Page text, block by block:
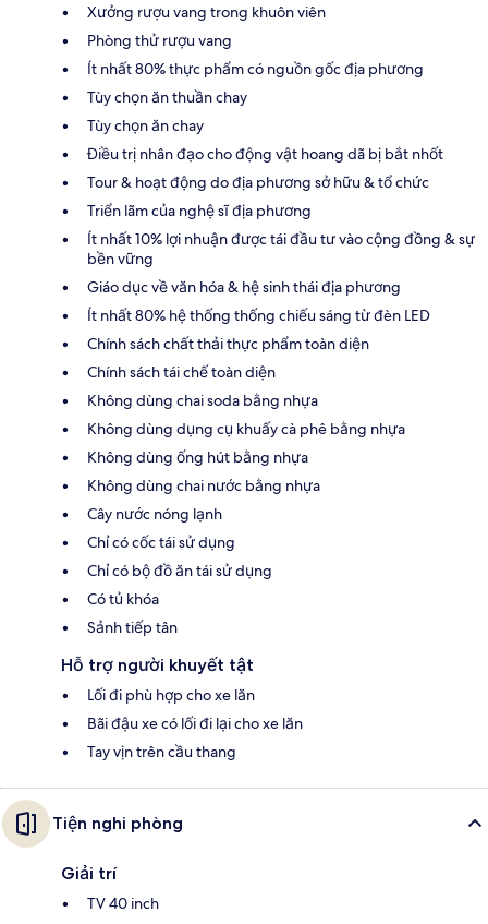
Xưởng rượu vang trong khuôn viên
Phòng thử rượu vang
Ít nhất 80% thực phẩm có nguồn gốc địa phương
Tùy chọn ăn thuần chay
Tùy chọn ăn chay
Điều trị nhân đạo cho động vật hoang dã bị bắt nhốt
Tour & hoạt động do địa phương sở hữu & tổ chức
Triển lãm của nghệ sĩ địa phương
Ít nhất 10% lợi nhuận được tái đầu tư vào cộng đồng & sự
bền vững
Giáo dục về văn hóa & hệ sinh thái địa phương
Ít nhất 80% hệ thống thống chiếu sáng từ đèn LED
Chính sách chất thải thực phẩm toàn diện
Chính sách tái chế toàn diện
Không dùng chai soda bằng nhựa
Không dùng dụng cụ khuấy cà phê bằng nhựa
Không dùng ống hút bằng nhựa
Không dùng chai nước bằng nhựa
Cây nước nóng lạnh
Chỉ có cốc tái sử dụng
Chỉ có bộ đồ ăn tái sử dụng
Có tủ khóa
Sảnh tiếp tân
Hỗ trợ người khuyết tật
Lối đi phù hợp cho xe lăn
Bãi đậu xe có lối đi lại cho xe lăn
Tay vịn trên cầu thang
Tiện nghi phòng
Giải trí
TV 40 inch